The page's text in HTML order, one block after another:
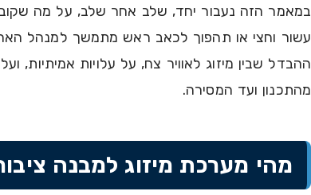
במאמר הזה נעבור יחד, שלב אחר שלב, על מה
עשור וחצי או תהפוך לכאב ראש מתמשך למנהל
ההבדל שבין מיזוג לאוויר צח, על עלויות אמיתיות,
מהתכנון ועד המסירה.
מהי מערכת מיזוג למבנה